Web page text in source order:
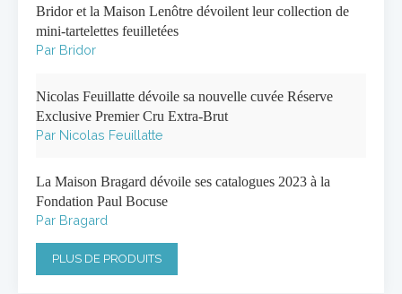
Bridor et la Maison Lenôtre dévoilent leur collection de
mini-tartelettes feuilletées
Par Bridor
Nicolas Feuillatte dévoile sa nouvelle cuvée Réserve
Exclusive Premier Cru Extra-Brut
Par Nicolas Feuillatte
La Maison Bragard dévoile ses catalogues 2023 à la
Fondation Paul Bocuse
Par Bragard
PLUS DE PRODUITS